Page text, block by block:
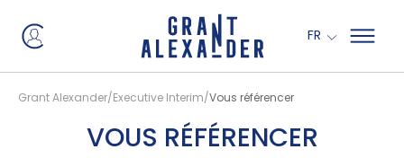
FR
Grant Alexander Executive Interim Vous référencer
VOUS RÉFÉRENCER